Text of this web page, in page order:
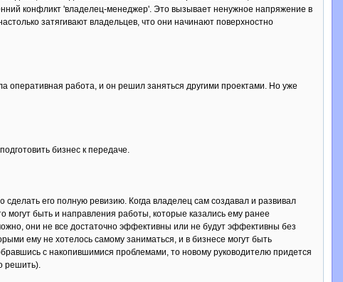
конфликт 'владелец-менеджер'. Это вызывает ненужное напряжение в
затягивают владельцев, что они начинают поверхностно
оперативная работа, и он решил заняться другими проектами. Но уже
бизнес к передаче.
его полную ревизию. Когда владелец сам создавал и развивал
могут быть и направления работы, которые казались ему ранее
они не все достаточно эффективны или не будут эффективны без
ему не хотелось самому заниматься, и в бизнесе могут быть
с накопившимися проблемами, то новому руководителю придется
решить).